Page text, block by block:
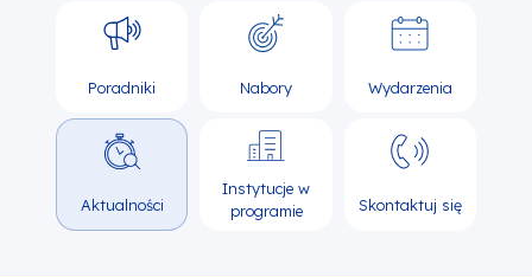
Poradniki Nabory Wydarzenia
Aktualności
Instytucje w
programie
Skontaktuj się